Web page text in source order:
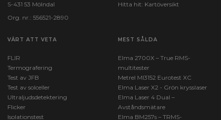
S-431 53 Mölndal
Org. nr.: 556521-2890
Hitta hit: Kartöversikt
VÄRT ATT VETA
FLIR
Termografering
Test av JFB
Test av solceller
Ultraljudsdetektering
Flicker
Isolationstest
MEST SÅLDA
Elma 2700X – True RMS-
multitester
Metrel MI3152 Eurotest XC
Elma Laser X2 - Grön krysslaser
Elma Laser 4 Dual –
Avståndsmätare
Elma BM257s – TRMS-